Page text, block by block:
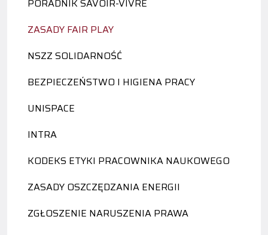
PORADNIK SAVOIR-VIVRE
ZASADY FAIR PLAY
NSZZ SOLIDARNOŚĆ
BEZPIECZEŃSTWO I HIGIENA PRACY
UNISPACE
INTRA
KODEKS ETYKI PRACOWNIKA NAUKOWEGO
ZASADY OSZCZĘDZANIA ENERGII
ZGŁOSZENIE NARUSZENIA PRAWA